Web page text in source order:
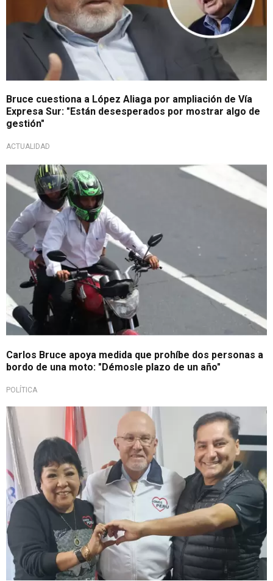
Bruce cuestiona a López Aliaga por ampliación de Vía
Expresa Sur: "Están desesperados por mostrar algo de
gestión"
ACTUALIDAD
A favor
Carlos Bruce apoya medida que prohíbe dos personas a
bordo de una moto: "Démosle plazo de un año"
POLÍTICA